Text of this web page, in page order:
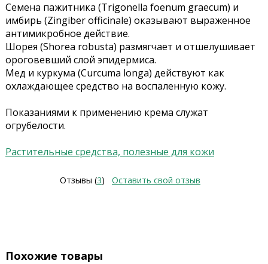
Семена пажитника (Trigonella foenum graecum) и
имбирь (Zingiber officinale) оказывают выраженное
антимикробное действие.
Шорея (Shorea robusta) размягчает и отшелушивает
ороговевший слой эпидермиса.
Мед и куркума (Curcuma longa) действуют как
охлаждающее средство на воспаленную кожу.
Показаниями к применению крема служат
огрубелости.
Растительные средства, полезные для кожи
Отзывы (3) Оставить свой отзыв
Похожие товары